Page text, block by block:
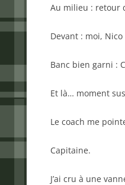
Au milieu : retour
Devant : moi,
Banc bien garni :
Et là… moment
Le coach me
Capitaine.
J’ai cru à une